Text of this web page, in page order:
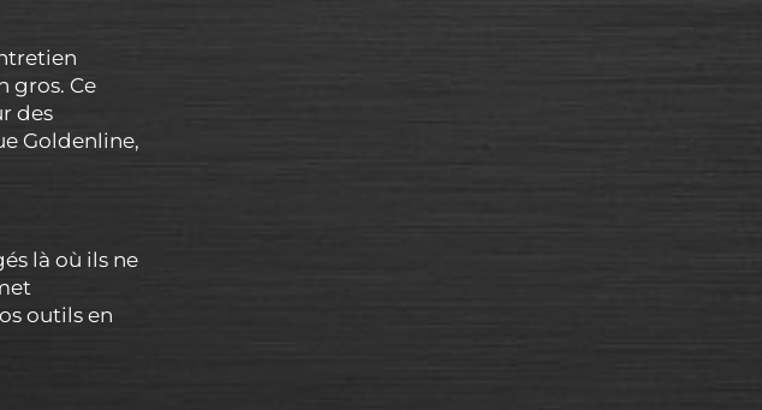
gros. Ce
des
Goldenline,
là où ils ne
outils en